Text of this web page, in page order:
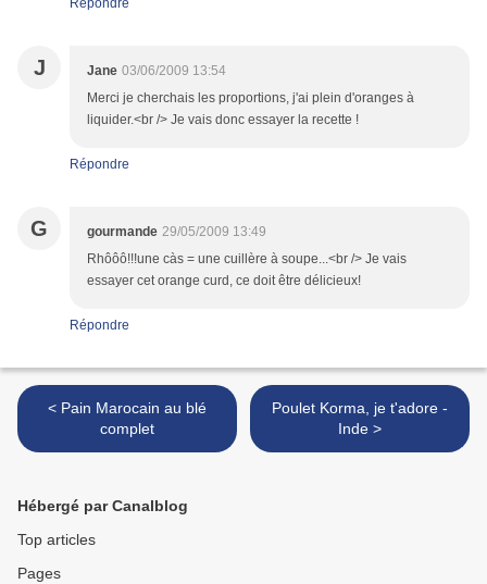
Répondre
J Jane 03/06/2009 13:54
Merci je cherchais les proportions, j'ai plein d'oranges à
liquider.<br /> Je vais donc essayer la recette !
Répondre
G gourmande 29/05/2009 13:49
Rhôôô!!!une càs = une cuillère à soupe...<br /> Je vais
essayer cet orange curd, ce doit être délicieux!
Répondre
< Pain Marocain au blé
complet
Poulet Korma, je t'adore -
Inde >
Hébergé par Canalblog
Top articles
Pages